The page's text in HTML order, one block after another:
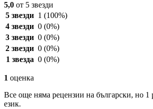
5,0 от 5 звезди
5 звезди 1 (100%)
4 звезди 0 (0%)
3 звезди 0 (0%)
2 звезди 0 (0%)
1 звезда 0 (0%)
1 оценка
Все още няма рецензии на български, но 1
език.